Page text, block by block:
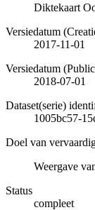
Diktekaart
Versiedatum
2017-11-01
Versiedatum
2018-07-01
Dataset(serie)
1005bc57-
Doel van
Weergave
Status
compleet